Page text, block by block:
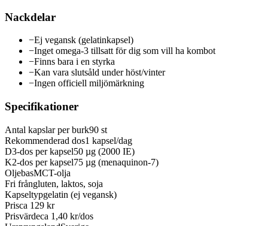
Nackdelar
−Ej vegansk (gelatinkapsel)
−Inget omega-3 tillsatt för dig som vill ha kombot
−Finns bara i en styrka
−Kan vara slutsåld under höst/vinter
−Ingen officiell miljömärkning
Specifikationer
Antal kapslar per burk90 st
Rekommenderad dos1 kapsel/dag
D3-dos per kapsel50 µg (2000 IE)
K2-dos per kapsel75 µg (menaquinon-7)
OljebasMCT-olja
Fri frångluten, laktos, soja
Kapseltypgelatin (ej vegansk)
Prisca 129 kr
Prisvärdeca 1,40 kr/dos